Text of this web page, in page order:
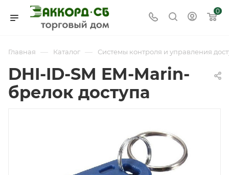
0
Главная — Каталог — Системы контроля и управления
DHI-ID-SM EM-Marin-
брелок доступа